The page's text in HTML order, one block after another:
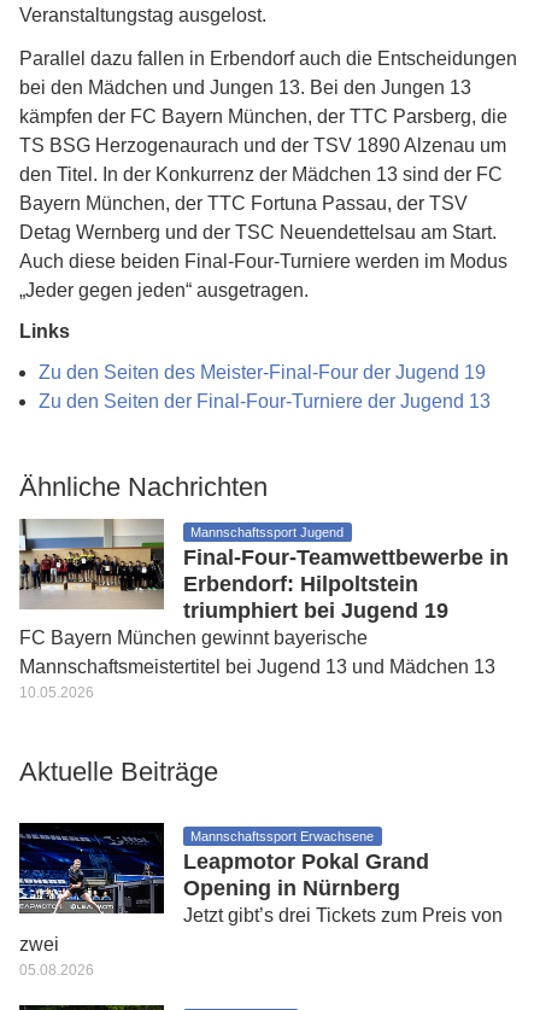
Veranstaltungstag ausgelost.
Parallel dazu fallen in Erbendorf auch die Entscheidungen
bei den Mädchen und Jungen 13. Bei den Jungen 13
kämpfen der FC Bayern München, der TTC Parsberg, die
TS BSG Herzogenaurach und der TSV 1890 Alzenau um
den Titel. In der Konkurrenz der Mädchen 13 sind der FC
Bayern München, der TTC Fortuna Passau, der TSV
Detag Wernberg und der TSC Neuendettelsau am Start.
Auch diese beiden Final-Four-Turniere werden im Modus
„Jeder gegen jeden“ ausgetragen.
Links
Zu den Seiten des Meister-Final-Four der Jugend 19
Zu den Seiten der Final-Four-Turniere der Jugend 13
Ähnliche Nachrichten
Mannschaftssport Jugend
Final-Four-Teamwettbewerbe in
Erbendorf: Hilpoltstein
triumphiert bei Jugend 19
FC Bayern München gewinnt bayerische
Mannschaftsmeistertitel bei Jugend 13 und Mädchen 13
10.05.2026
Aktuelle Beiträge
Mannschaftssport Erwachsene
Leapmotor Pokal Grand
Opening in Nürnberg
Jetzt gibt’s drei Tickets zum Preis von
zwei
05.08.2026